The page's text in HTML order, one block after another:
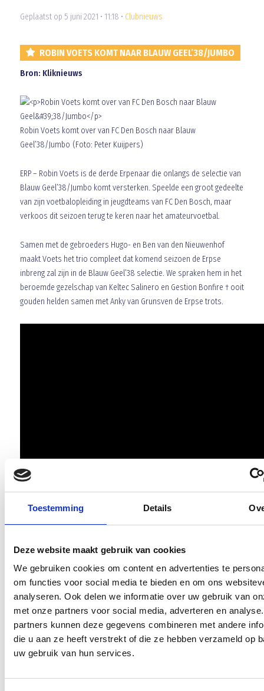
Toestemming Details
Deze website maakt gebruik van cookies
We gebruiken cookies om content en advertenties te
om functies voor social media te bieden en om ons
analyseren. Ook delen we informatie over uw gebruik van
met onze partners voor social media, adverteren en
partners kunnen deze gegevens combineren met andere
die u aan ze heeft verstrekt of die ze hebben verzameld op
uw gebruik van hun services.
Geplaatst op 5 juni 2021 • 11:18 • Clubnieuws
ROBIN VOETS KOMT NAAR BLAUW GEEL’38/JUMBO
Bron: Kliknieuws
Robin Voets komt over van FC Den Bosch naar Blauw
Geel’38/Jumbo (Foto: Peter Kuijpers)
ERP – Robin Voets is de derde Erpenaar die onlangs de selectie van
Blauw Geel’38/Jumbo komt versterken. Speelde een groot gedeelte
van zijn voetbalopleiding in jeugdteams van FC Den Bosch, maar
verkoos dit seizoen terug te keren naar het amateurvoetbal.
Samen met de gebroeders Hugo- en Ben van den Nieuwenhof
maakt Voets het trio compleet dat komend seizoen de Erpse
inbreng zal zijn in de Blauw Geel’38 selectie. We spraken hem in het
beroemde gezelschap van Keltec Salinero en Gestion Bonfire † ooit
gouden helden samen met Anky van Grunsven de Erpse trots.
Array
TwitterFacebookWhatsApp
Contributie seizoen ‘21/’22
AANMELDEN LID